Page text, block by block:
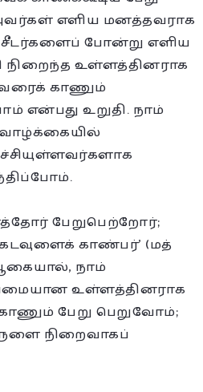
எளிய மனத்தவராக
சீடர்களைப் போன்று எளிய
நிறைந்த உள்ளத்தினராக
காணும்
என்பது உறுதி. நாம்
பேறுபெற்றோர்;
காண்பர்’ (மத்
நாம்
உள்ளத்தினராக
பேறு பெறுவோம்;
நிறைவாகப்